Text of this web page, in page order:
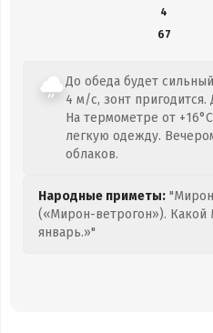
4
67
До обеда будет
4 м/с, зонт
На термометре от
легкую одежду.
облаков.
Народные приметы:
(«Мирон-ветрогон»).
январь.»"